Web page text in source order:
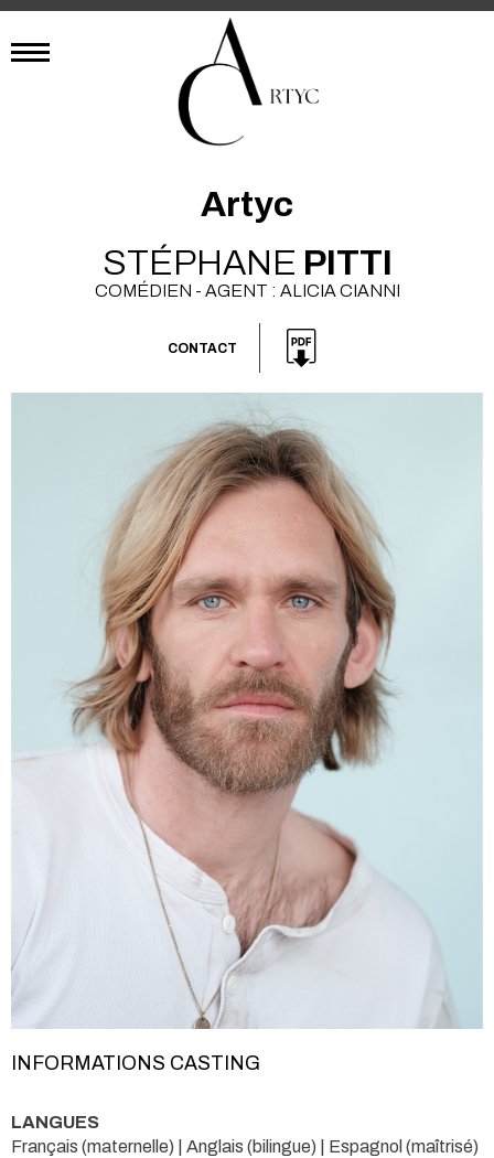
Artyc
STÉPHANE PITTI
COMÉDIEN - AGENT : ALICIA CIANNI
CONTACT
INFORMATIONS CASTING
LANGUES
Français (maternelle) | Anglais (bilingue) | Espagnol (maîtrisé)